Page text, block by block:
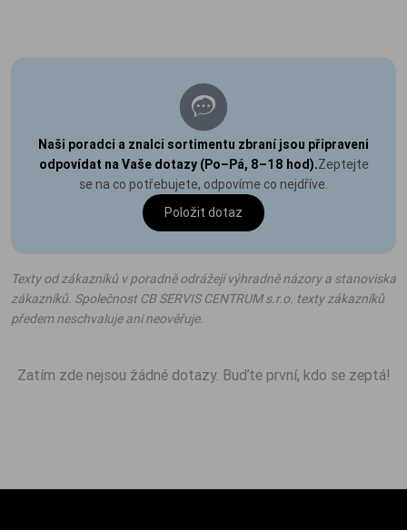
Naši poradci a znalci sortimentu zbraní jsou připraveni
odpovídat na Vaše dotazy (Po–Pá, 8–18 hod).Zeptejte
se na co potřebujete, odpovíme co nejdříve.
Položit dotaz
Texty od zákazníků v poradně odrážejí výhradně názory a stanoviska
zákazníků. Společnost CB SERVIS CENTRUM s.r.o. texty zákazníků
předem neschvaluje ani neověřuje.
Zatím zde nejsou žádné dotazy. Buďte první, kdo se zeptá!